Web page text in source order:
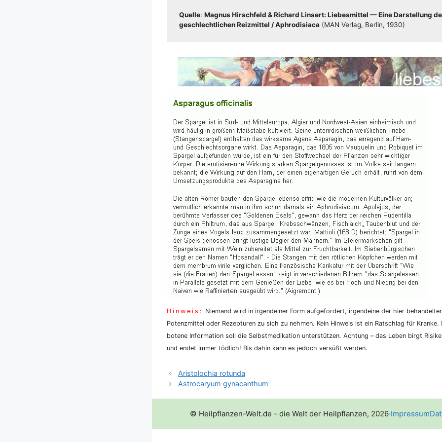
Quel­le: Magnus Hirsch­feld & Richard Lin­sert: Lie­bes­mit­tel — Eine Dar­stel­lung
geschlecht­li­chen Reiz­mit­tel /​​ Aphro­di­sia­ca (MAN Ver­lag, Ber­lin, 1930)
Hin­weis: Nie­mand wird in irgend­ei­ner Form auf­ge­for­dert, irgend­ei­ne der hier
Potenz­mit­tel oder Rezep­tu­ren zu sich zu neh­men. Kein Hin­weis ist ein Rat­schlag für
bo­te­ne Infor­ma­ti­on soll die Selbst­me­di­ka­ti­on unter­stüt­zen. Ach­tung – das Leben birgt
und endet immer töd­lich! Bis dahin kann es jedoch ver­süßt werden.
Aristolochia rotunda
Astrocaryum gynacanthum
© Heilpflanzen-Welt.de - die Welt der Heilpflanzen, 2026·Impressum